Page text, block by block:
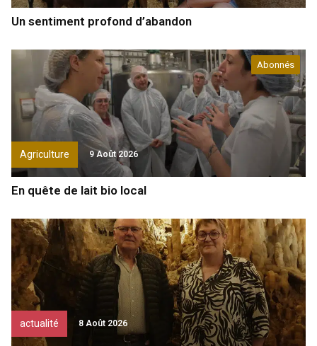
Un sentiment profond d’abandon
Agriculture
Abonnés
9 Août 2026
En quête de lait bio local
actualité 8 Août 2026